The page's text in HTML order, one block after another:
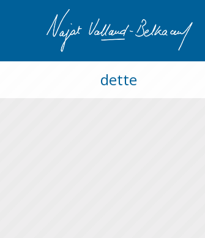
dette